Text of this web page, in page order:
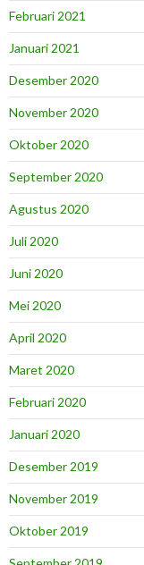
Februari 2021
Januari 2021
Desember 2020
November 2020
Oktober 2020
September 2020
Agustus 2020
Juli 2020
Juni 2020
Mei 2020
April 2020
Maret 2020
Februari 2020
Januari 2020
Desember 2019
November 2019
Oktober 2019